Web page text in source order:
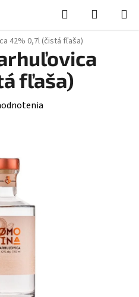
Hľadať
KOŠÍK
42% 0,7l (čistá fľaša)
fľaša)